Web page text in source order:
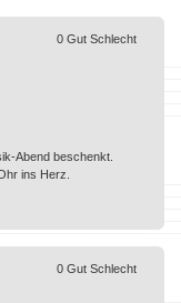
Abend beschenkt.
ins Herz.
0 Gut Schlecht
0 Gut Schlecht